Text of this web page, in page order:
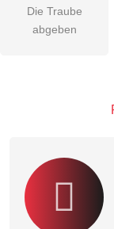
Die
Besucher
Die Traube
abgeben